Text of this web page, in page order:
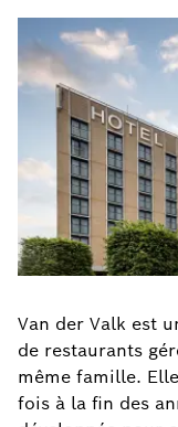
Van der Valk est
de restaurants
même famille.
fois à la fin des